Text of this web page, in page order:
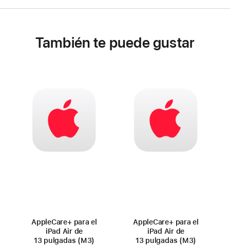
También te puede gustar
AppleCare+ para el
iPad Air de
13 pulgadas (M3)
AppleCare+ para el
iPad Air de
13 pulgadas (M3)